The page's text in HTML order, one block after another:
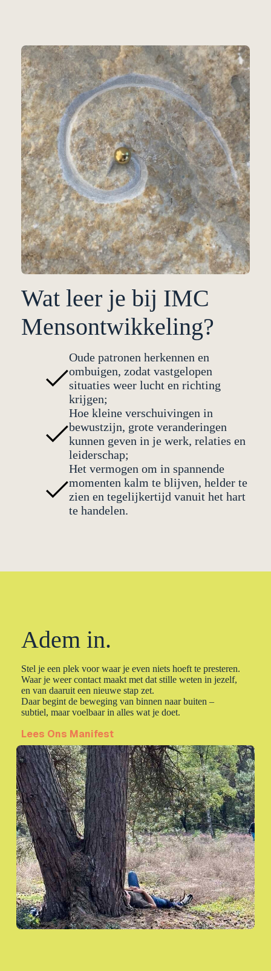
Wat leer je bij IMC
Mensontwikkeling?
Oude patronen herkennen en
ombuigen, zodat vastgelopen
situaties weer lucht en richting
krijgen;
Hoe kleine verschuivingen in
bewustzijn, grote veranderingen
kunnen geven in je werk, relaties en
leiderschap;
Het vermogen om in spannende
momenten kalm te blijven, helder te
zien en tegelijkertijd vanuit het hart
te handelen.
Adem in.
Stel je een plek voor waar je even niets hoeft te presteren.
Waar je weer contact maakt met dat stille weten in jezelf,
en van daaruit een nieuwe stap zet.
Daar begint de beweging van binnen naar buiten –
subtiel, maar voelbaar in alles wat je doet.
Lees Ons Manifest